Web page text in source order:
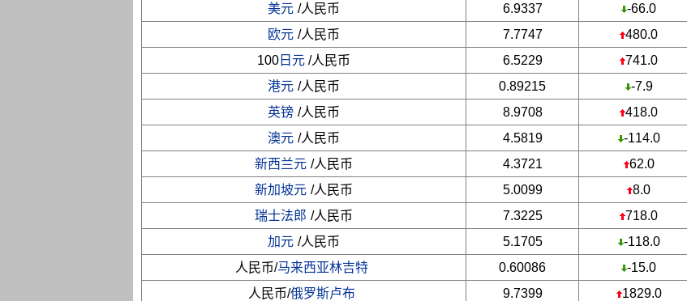
美元 /人民币 6.9337
-66.0
欧元 /人民币 7.7747
480.0
100日元 /人民币 6.5229
741.0
港元 /人民币 0.89215
-7.9
英镑 /人民币 8.9708
418.0
澳元 /人民币 4.5819
-114.0
新西兰元 /人民币 4.3721
62.0
新加坡元 /人民币 5.0099
8.0
瑞士法郎 /人民币 7.3225
718.0
加元 /人民币 5.1705
-118.0
人民币/马来西亚林吉特 0.60086
-15.0
人民币/俄罗斯卢布 9.7399
1829.0